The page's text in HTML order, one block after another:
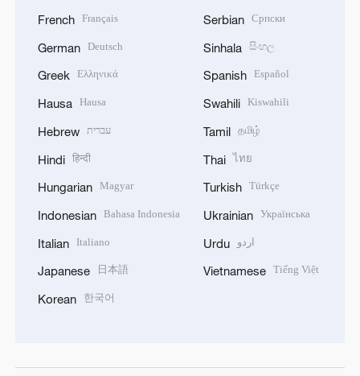
French Français
German Deutsch
Greek Ελληνικά
Hausa Hausa
Hebrew עברית
Hindi हिन्दी
Hungarian Magyar
Indonesian Bahasa Indonesia
Italian Italiano
Japanese 日本語
Korean 한국어
Serbian Српски
Sinhala සිංහල
Spanish Español
Swahili Kiswahili
Tamil தமிழ்
Thai ไทย
Turkish Türkçe
Ukrainian Українська
Urdu اردو
Vietnamese Tiếng Việt